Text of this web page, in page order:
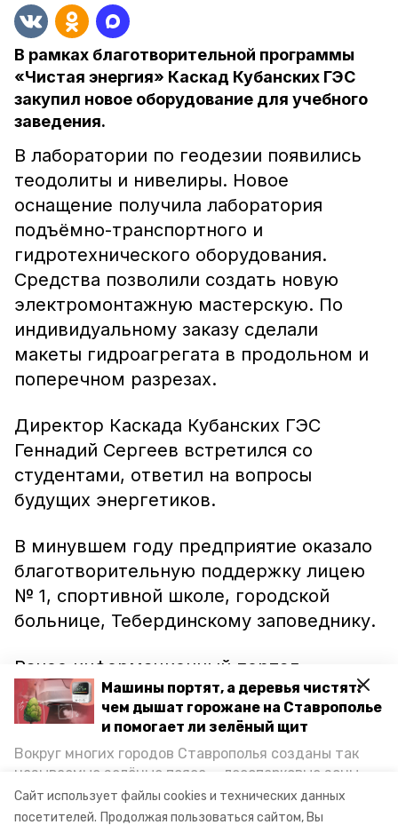
Сайт использует файлы cookies и технических данных
посетителей. Продолжая пользоваться сайтом, Вы
Машины портят, а деревья чистят:
чем дышат горожане на Ставрополье
и помогает ли зелёный щит
Вокруг многих городов Ставрополья созданы так
называемые зелёные пояса — лесопарковые зоны,
снижающие негативное воздействие выхлопных
газов на атмосферу. Справляются ли они с
В рамках благотворительной программы
«Чистая энергия» Каскад Кубанских ГЭС
закупил новое оборудование для учебного
заведения.
В лаборатории по геодезии появились
теодолиты и нивелиры. Новое
оснащение получила лаборатория
подъёмно-транспортного и
гидротехнического оборудования.
Средства позволили создать новую
электромонтажную мастерскую. По
индивидуальному заказу сделали
макеты гидроагрегата в продольном и
поперечном разрезах.
Директор Каскада Кубанских ГЭС
Геннадий Сергеев встретился со
студентами, ответил на вопросы
будущих энергетиков.
В минувшем году предприятие оказало
благотворительную поддержку лицею
№ 1, спортивной школе, городской
больнице, Тебердинскому заповеднику.
Ранее информационный портал
Невинномысска сообщал, что ребята из
малообеспеченных семейсмогли
благотворительной акции «С нами ярче
и светлее» стали сотрудники Каскада
Кубанских ГЭС.